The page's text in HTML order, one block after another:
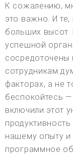
К сожалению,
это важно. И те,
больших
успешной
сосредоточены
сотрудникам
факторах, а не
беспокойтесь
включили этот
нашему опыту
программное